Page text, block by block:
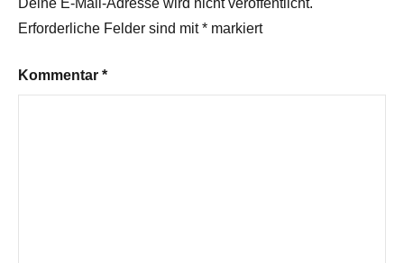
Deine E-Mail-Adresse wird nicht veröffentlicht.
Erforderliche Felder sind mit* markiert
Kommentar *